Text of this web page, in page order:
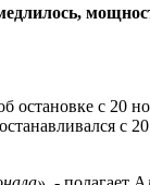
с 20
с